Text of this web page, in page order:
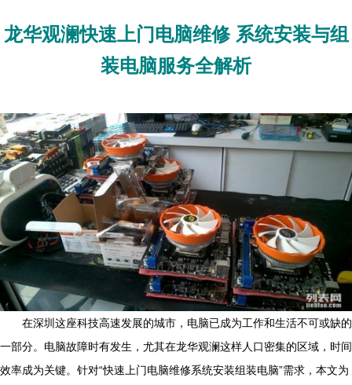
龙华观澜快速上门电脑维修 系统安装与组
装电脑服务全解析
在深圳这座科技高速发展的城市，电脑已成为工作和生活不可或缺的
一部分。电脑故障时有发生，尤其在龙华观澜这样人口密集的区域，时间
效率成为关键。针对“快速上门电脑维修系统安装组装电脑”需求，本文为